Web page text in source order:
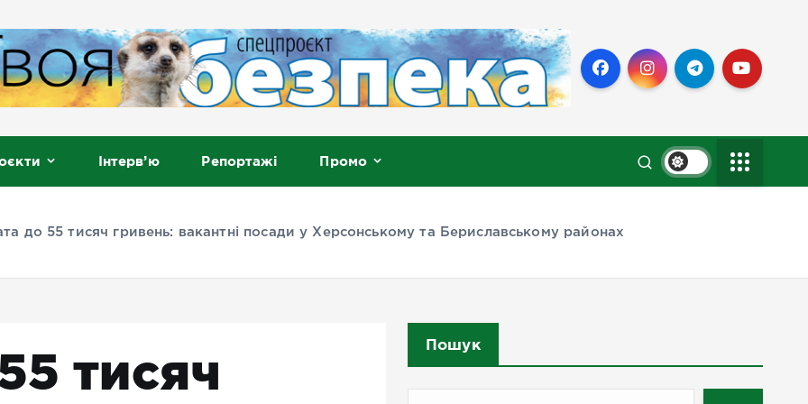
Інтерв’ю Репортажі Промо
до 55 тисяч гривень: вакантні посади у Херсонському та Бериславському районах
тисяч
Пошук